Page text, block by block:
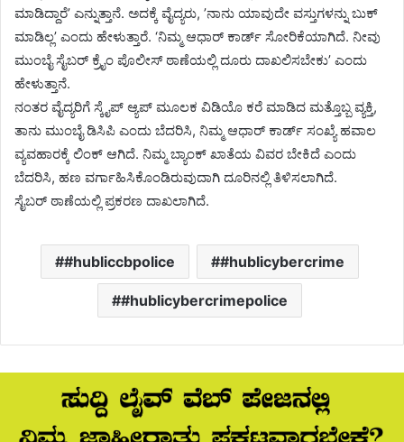
ಮಾಡಿದ್ದಾರೆ’ ಎನ್ನುತ್ತಾನೆ. ಅದಕ್ಕೆ ವೈದ್ಯರು, ’ನಾನು ಯಾವುದೇ ವಸ್ತುಗಳನ್ನು ಬುಕ್‌
ಮಾಡಿಲ್ಲ’ ಎಂದು ಹೇಳುತ್ತಾರೆ. ‘ನಿಮ್ಮ ಆಧಾರ್‌ ಕಾರ್ಡ್‌ ಸೋರಿಕೆಯಾಗಿದೆ. ನೀವು
ಮುಂಬೈ ಸೈಬರ್ ಕ್ರೈಂ ಪೊಲೀಸ್ ಠಾಣೆಯಲ್ಲಿ ದೂರು ದಾಖಲಿಸಬೇಕು’ ಎಂದು
ಹೇಳುತ್ತಾನೆ.
ನಂತರ ವೈದ್ಯರಿಗೆ ಸ್ಕೈಪ್‌ ಆ್ಯಪ್ ಮೂಲಕ ವಿಡಿಯೊ ಕರೆ ಮಾಡಿದ ಮತ್ತೊಬ್ಬ ವ್ಯಕ್ತಿ,
ತಾನು ಮುಂಬೈ ಡಿಸಿಪಿ ಎಂದು ಬೆದರಿಸಿ, ನಿಮ್ಮ ಆಧಾರ್‌ ಕಾರ್ಡ್‌ ಸಂಖ್ಯೆ ಹವಾಲ
ವ್ಯವಹಾರಕ್ಕೆ ಲಿಂಕ್‌ ಆಗಿದೆ. ನಿಮ್ಮ ಬ್ಯಾಂಕ್‌ ಖಾತೆಯ ವಿವರ ಬೇಕಿದೆ ಎಂದು
ಬೆದರಿಸಿ, ಹಣ ವರ್ಗಾಹಿಸಿಕೊಂಡಿರುವುದಾಗಿ ದೂರಿನಲ್ಲಿ ತಿಳಿಸಲಾಗಿದೆ.
ಸೈಬರ್‌ ಠಾಣೆಯಲ್ಲಿ ಪ್ರಕರಣ ದಾಖಲಾಗಿದೆ.
#hubliccbpolice #hublicybercrime
#hublicybercrimepolice